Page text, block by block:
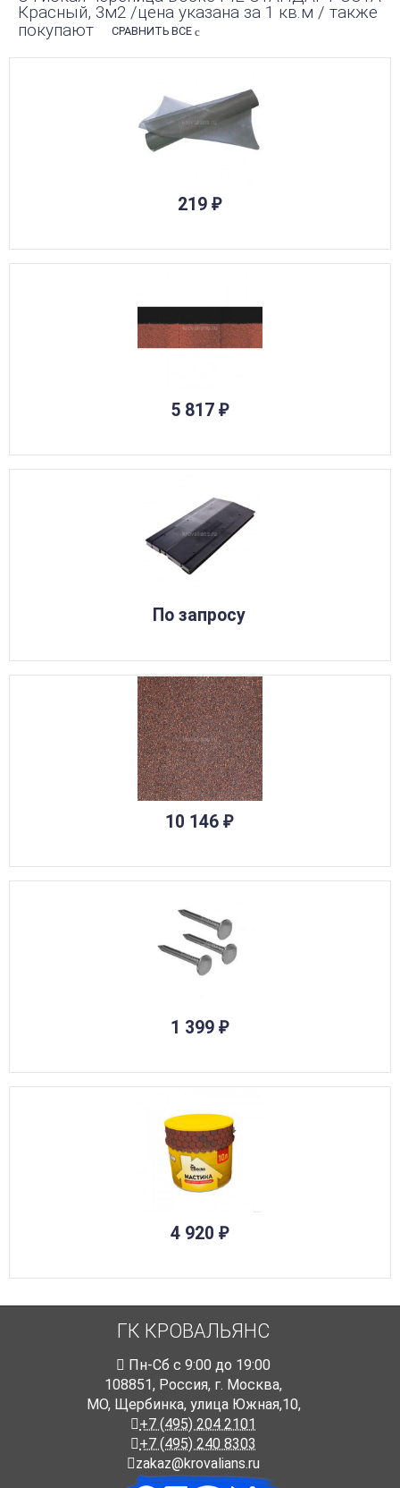
Красный, 3м2 /цена указана за 1 кв.м / также
покупают
СРАВНИТЬ ВСЕ
219 ₽
5 817 ₽
По запросу
10 146 ₽
1 399 ₽
4 920 ₽
ГК КРОВАЛЬЯНС
Пн-Cб с 9:00 до 19:00
108851, Россия, г. Москва,
МО, Щербинка, улица Южная,10,
+7 (495) 204 2101
+7 (495) 240 8303
zakaz@krovalians.ru